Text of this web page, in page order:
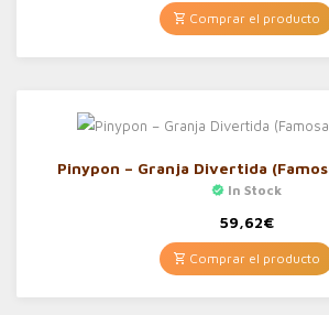
Comprar el producto
Pinypon – Granja Divertida
In Stock
59,62€
Comprar el producto